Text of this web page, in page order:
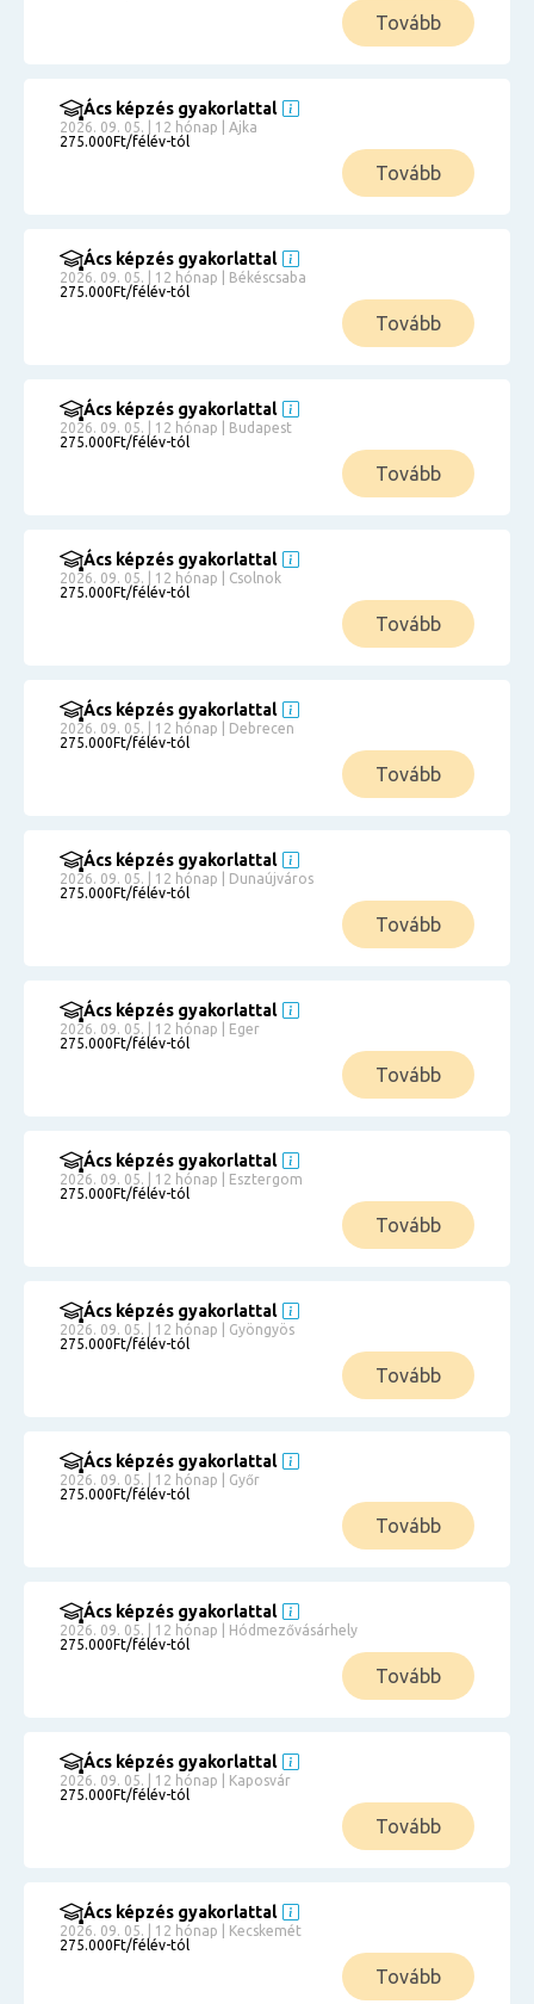
Tovább
Ács képzés gyakorlattal
2026. 09. 05. | 12 hónap | Ajka
275.000Ft/félév-tól
Tovább
Ács képzés gyakorlattal
2026. 09. 05. | 12 hónap | Békéscsaba
275.000Ft/félév-tól
Tovább
Ács képzés gyakorlattal
2026. 09. 05. | 12 hónap | Budapest
275.000Ft/félév-tól
Tovább
Ács képzés gyakorlattal
2026. 09. 05. | 12 hónap | Csolnok
275.000Ft/félév-tól
Tovább
Ács képzés gyakorlattal
2026. 09. 05. | 12 hónap | Debrecen
275.000Ft/félév-tól
Tovább
Ács képzés gyakorlattal
2026. 09. 05. | 12 hónap | Dunaújváros
275.000Ft/félév-tól
Tovább
Ács képzés gyakorlattal
2026. 09. 05. | 12 hónap | Eger
275.000Ft/félév-tól
Tovább
Ács képzés gyakorlattal
2026. 09. 05. | 12 hónap | Esztergom
275.000Ft/félév-tól
Tovább
Ács képzés gyakorlattal
2026. 09. 05. | 12 hónap | Gyöngyös
275.000Ft/félév-tól
Tovább
Ács képzés gyakorlattal
2026. 09. 05. | 12 hónap | Győr
275.000Ft/félév-tól
Tovább
Ács képzés gyakorlattal
2026. 09. 05. | 12 hónap | Hódmezővásárhely
275.000Ft/félév-tól
Tovább
Ács képzés gyakorlattal
2026. 09. 05. | 12 hónap | Kaposvár
275.000Ft/félév-tól
Tovább
Ács képzés gyakorlattal
2026. 09. 05. | 12 hónap | Kecskemét
275.000Ft/félév-tól
Tovább